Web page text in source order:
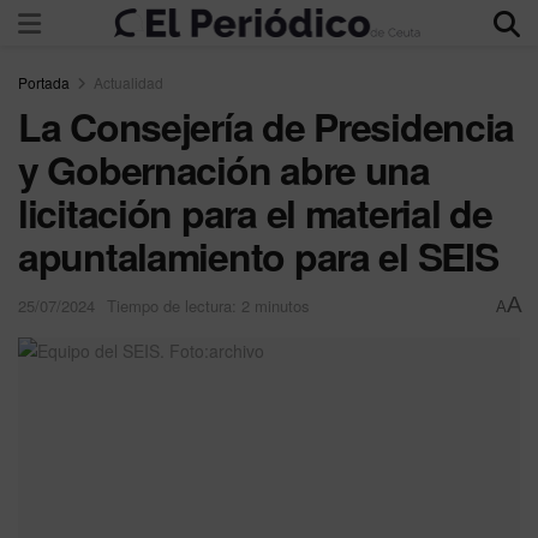
Portada Actualidad
La Consejería de Presidencia
y Gobernación abre una
licitación para el material de
apuntalamiento para el SEIS
25/07/2024 Tiempo de lectura: 2 minutos AA